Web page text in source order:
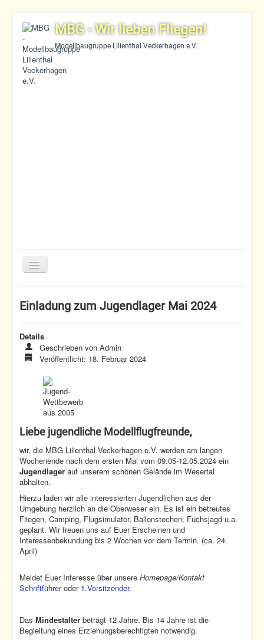
MBG - Wir lieben Fliegen!
Modellbaugruppe Lilienthal Veckerhagen e.V.
Toggle
Navigation
Termine
Fliegen
Nachwuchs
Verein
Home
Nachwuchs
Einladung zum Jugendlager Mai 2024
Einladung zum Jugendlager Mai 2024
Details
Geschrieben vonAdmin
Veröffentlicht: 18. Februar 2024
Jugend-
Wettbewerb
aus 2005
Liebe jugendliche Modellflugfreunde,
wir, die MBG Lilienthal Veckerhagen e.V. werden am langen
Wochenende nach dem ersten Mai vom 09.05-12.05.2024 ein
Jugendlager auf unserem schönen Gelände im Wesertal
abhalten.
Hierzu laden wir alle interessierten Jugendlichen aus der
Umgebung herzlich an die Oberweser ein. Es ist ein betreutes
Fliegen, Camping, Flugsimulator, Ballonstechen, Fuchsjagd u.a.
geplant. Wir freuen uns auf Euer Erscheinen und
Interessenbekundung bis 2 Wochen vor dem Termin. (ca. 24.
April)
Meldet Euer Interesse über unsere Homepage/Kontakt
Schriftführeroder 1.Vorsitzender.
Das Mindestalter beträgt 12 Jahre. Bis 14 Jahre ist die
Begleitung eines Erziehungsberechtigten notwendig.